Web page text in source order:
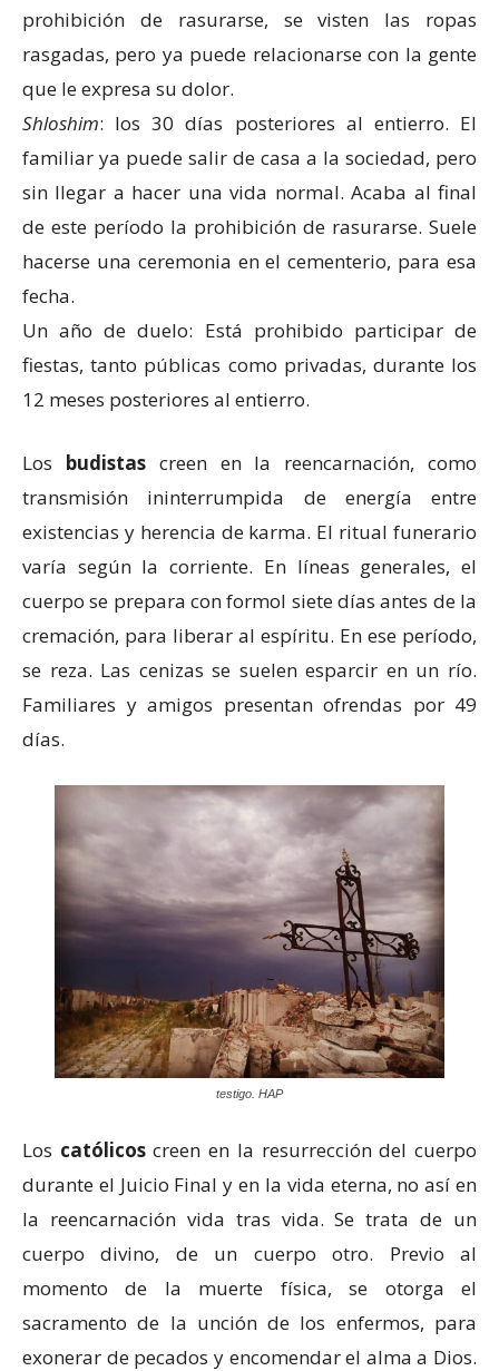
prohibición de rasurarse, se visten las ropas
rasgadas, pero ya puede relacionarse con la gente
que le expresa su dolor.
Shloshim: los 30 días posteriores al entierro. El
familiar ya puede salir de casa a la sociedad, pero
sin llegar a hacer una vida normal. Acaba al final
de este período la prohibición de rasurarse. Suele
hacerse una ceremonia en el cementerio, para esa
fecha.
Un año de duelo: Está prohibido participar de
fiestas, tanto públicas como privadas, durante los
12 meses posteriores al entierro.
Los budistascreen en la reencarnación, como
transmisión ininterrumpida de energía entre
existencias y herencia de karma. El ritual funerario
varía según la corriente. En líneas generales, el
cuerpo se prepara con formol siete días antes de la
cremación, para liberar al espíritu. En ese período,
se reza. Las cenizas se suelen esparcir en un río.
Familiares y amigos presentan ofrendas por 49
días.
testigo. HAP
Los católicoscreen en la resurrección del cuerpo
durante el Juicio Final y en la vida eterna, no así en
la reencarnación vida tras vida. Se trata de un
cuerpo divino, de un cuerpo otro. Previo al
momento de la muerte física, se otorga el
sacramento de la unción de los enfermos, para
exonerar de pecados y encomendar el alma a Dios.